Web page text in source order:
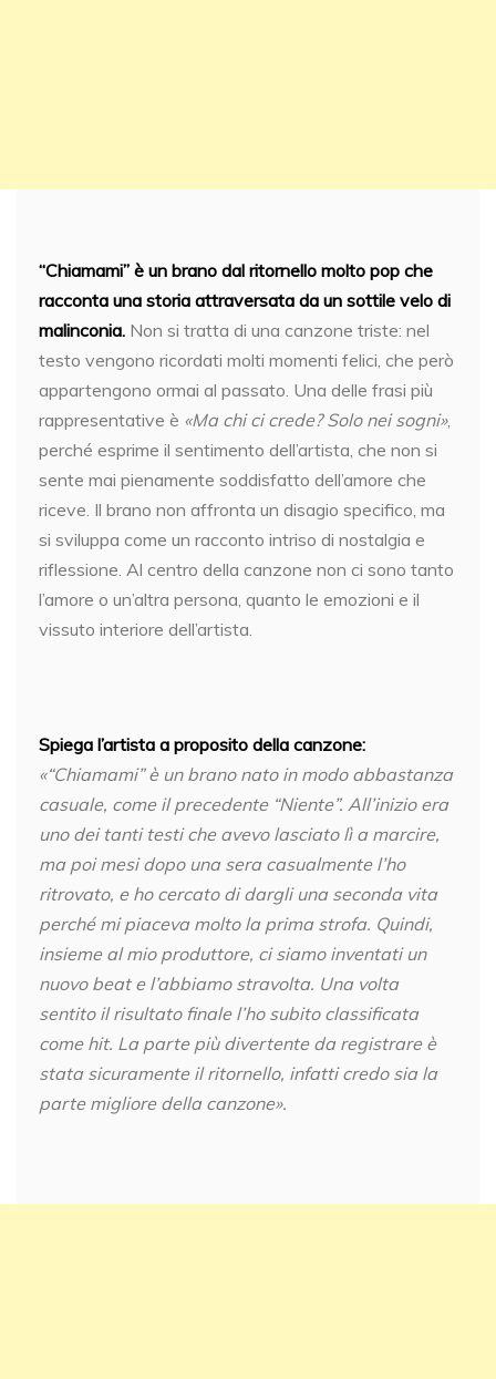
“Chiamami” è un brano dal ritornello molto pop che
racconta una storia attraversata da un sottile velo di
malinconia. Non si tratta di una canzone triste: nel
testo vengono ricordati molti momenti felici, che però
appartengono ormai al passato. Una delle frasi più
rappresentative è «Ma chi ci crede? Solo nei sogni»,
perché esprime il sentimento dell’artista, che non si
sente mai pienamente soddisfatto dell’amore che
riceve. Il brano non affronta un disagio specifico, ma
si sviluppa come un racconto intriso di nostalgia e
riflessione. Al centro della canzone non ci sono tanto
l’amore o un’altra persona, quanto le emozioni e il
vissuto interiore dell’artista.
Spiega l’artista a proposito della canzone:
«“Chiamami” è un brano nato in modo abbastanza
casuale, come il precedente “Niente”. All’inizio era
uno dei tanti testi che avevo lasciato lì a marcire,
ma poi mesi dopo una sera casualmente l’ho
ritrovato, e ho cercato di dargli una seconda vita
perché mi piaceva molto la prima strofa. Quindi,
insieme al mio produttore, ci siamo inventati un
nuovo beat e l’abbiamo stravolta. Una volta
sentito il risultato finale l’ho subito classificata
come hit. La parte più divertente da registrare è
stata sicuramente il ritornello, infatti credo sia la
parte migliore della canzone».